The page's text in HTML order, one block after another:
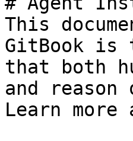
This
GitBook is
that both
and
Learn